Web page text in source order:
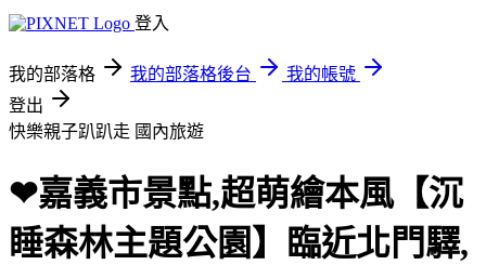
登入
我的部落格 我的部落格後台
我的帳號
登出
快樂親子趴趴走 國內旅遊
❤嘉義市景點,超萌繪本風【沉
睡森林主題公園】臨近北門驛,